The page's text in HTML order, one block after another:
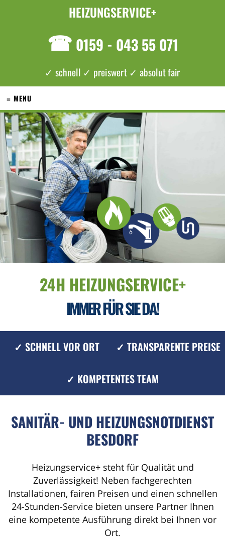
HEIZUNGSERVICE+
☎ 0159 - 043 55 071
✓ schnell ✓ preiswert ✓ absolut fair
≡ MENU
24H HEIZUNGSERVICE+
IMMER FÜR SIE DA!
✓ SCHNELL VOR ORT ✓ TRANSPARENTE PREISE
✓ KOMPETENTES TEAM
SANITÄR- UND HEIZUNGSNOTDIENST
BESDORF
Heizungservice+ steht für Qualität und
Zuverlässigkeit! Neben fachgerechten
Installationen, fairen Preisen und einen schnellen
24-Stunden-Service bieten unsere Partner Ihnen
eine kompetente Ausführung direkt bei Ihnen vor
Ort.